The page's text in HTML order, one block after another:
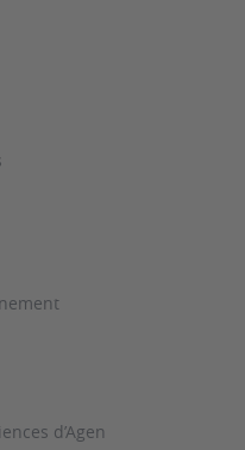
d’Agen